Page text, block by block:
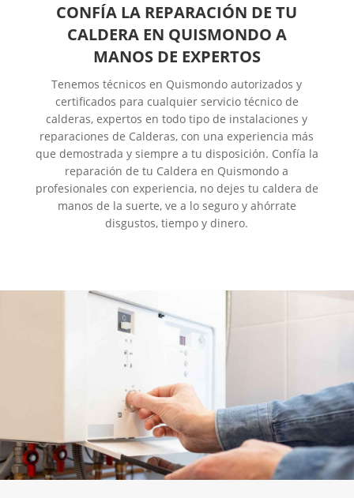
CONFÍA LA REPARACIÓN DE TU
CALDERA EN QUISMONDO A
MANOS DE EXPERTOS
Tenemos técnicos en Quismondo autorizados y
certificados para cualquier servicio técnico de
calderas, expertos en todo tipo de instalaciones y
reparaciones de Calderas, con una experiencia más
que demostrada y siempre a tu disposición. Confía la
reparación de tu Caldera en Quismondo a
profesionales con experiencia, no dejes tu caldera de
manos de la suerte, ve a lo seguro y ahórrate
disgustos, tiempo y dinero.